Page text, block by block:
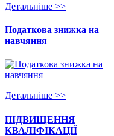
Детальнiше >>
Податкова знижка на
навчяння
Детальнiше >>
ПІДВИЩЕННЯ
КВАЛІФІКАЦІЇ